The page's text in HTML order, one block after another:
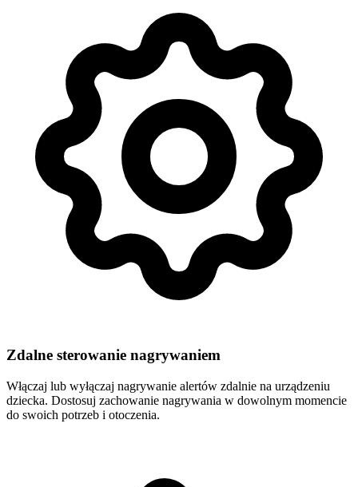
Zdalne sterowanie nagrywaniem
Włączaj lub wyłączaj nagrywanie alertów zdalnie na urządzeniu
dziecka. Dostosuj zachowanie nagrywania w dowolnym momencie
do swoich potrzeb i otoczenia.